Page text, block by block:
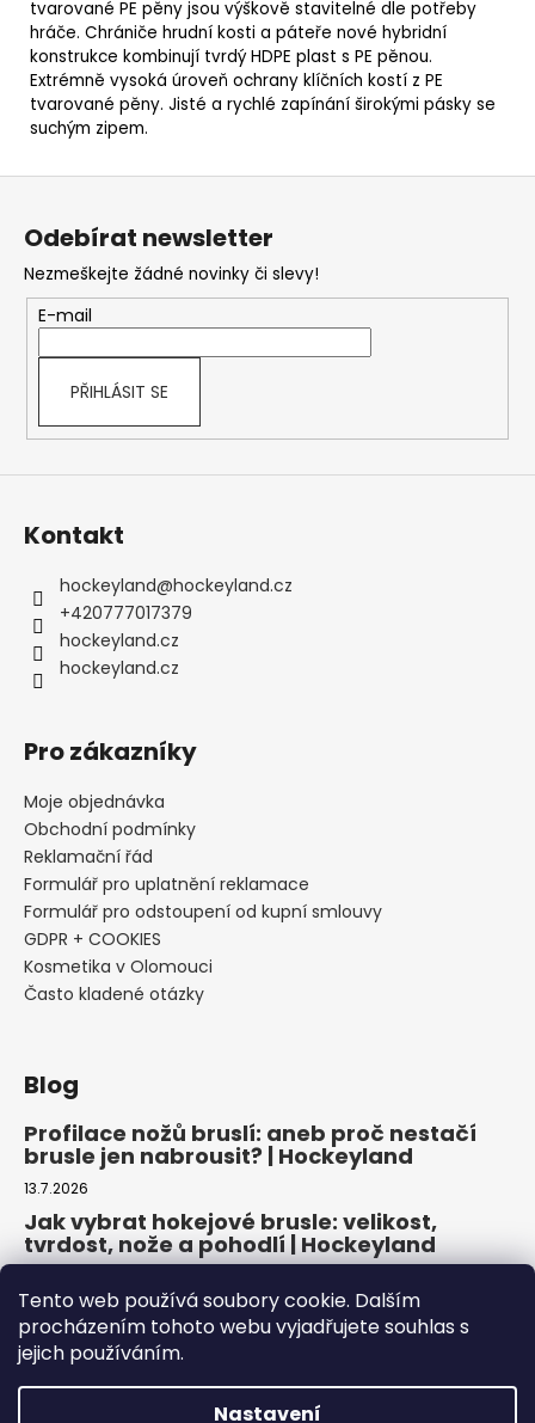
Tento web používá soubory cookie. Dalším
procházením tohoto webu vyjadřujete souhlas s
jejich používáním.
Nastavení
tvarované PE pěny jsou výškově stavitelné dle potřeby
hráče. Chrániče hrudní kosti a páteře nové hybridní
konstrukce kombinují tvrdý HDPE plast s PE pěnou.
Extrémně vysoká úroveň ochrany klíčních kostí z PE
tvarované pěny. Jisté a rychlé zapínání širokými pásky se
suchým zipem.
Z
Odebírat newsletter
Nezmeškejte žádné novinky či slevy!
E-mail
PŘIHLÁSIT SE
Kontakt
hockeyland@hockeyland.cz
+420777017379
hockeyland.cz
hockeyland.cz
Pro zákazníky
Moje objednávka
Obchodní podmínky
Reklamační řád
Formulář pro uplatnění reklamace
Formulář pro odstoupení od kupní smlouvy
GDPR + COOKIES
Kosmetika v Olomouci
Často kladené otázky
Blog
Profilace nožů bruslí: aneb proč nestačí
brusle jen nabrousit? | Hockeyland
13.7.2026
Jak vybrat hokejové brusle: velikost,
tvrdost, nože a pohodlí | Hockeyland
Jak vybrat inline brusle: praktický
průvodce pro pohodlnou a bezpečnou
jízdu | Hockeyland
22.6.2026